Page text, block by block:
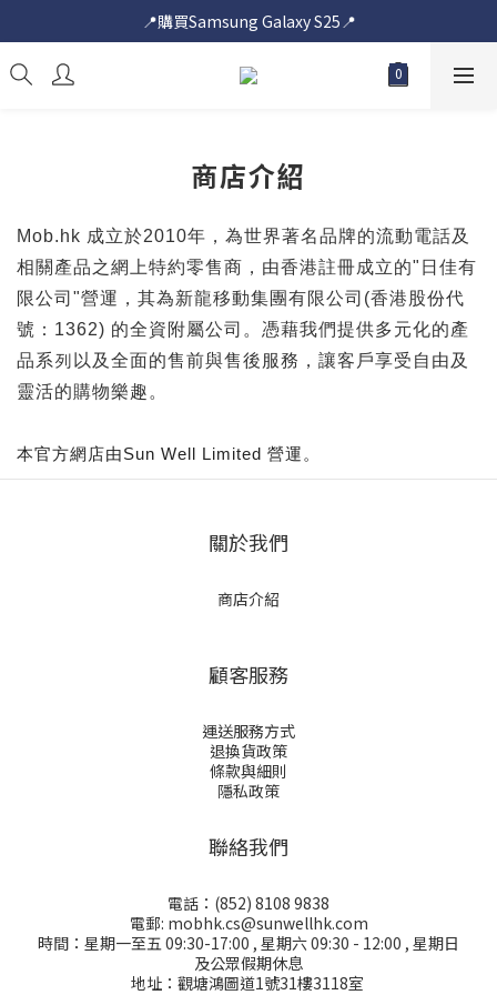
📍購買Samsung Galaxy S25📍
📍購買Samsung Galaxy S25📍
🎟️即送您$50超市電子購物禮券🎟️
商店介紹
Mob.hk 成立於2010年，為世界著名品牌的流動電話及
相關產品之網上特約零售商，由香港註冊成立的"日佳有
限公司"營運，其為新龍移動集團有限公司(香港股份代
號：1362) 的全資附屬公司。憑藉我們提供多元化的產
品系列以及全面的售前與售後服務，讓客戶享受自由及
靈活的購物樂趣。
本官方網店由Sun Well Limited 營運。
關於我們
商店介紹
顧客服務
運送服務方式
退換貨政策
條款與細則
隱私政策
聯絡我們
電話：(852) 8108 9838
電郵: mobhk.cs@sunwellhk.com
時間：星期一至五 09:30-17:00 , 星期六 09:30 - 12:00 , 星期日
及公眾假期休息
地址：觀塘鴻圖道1號31樓3118室